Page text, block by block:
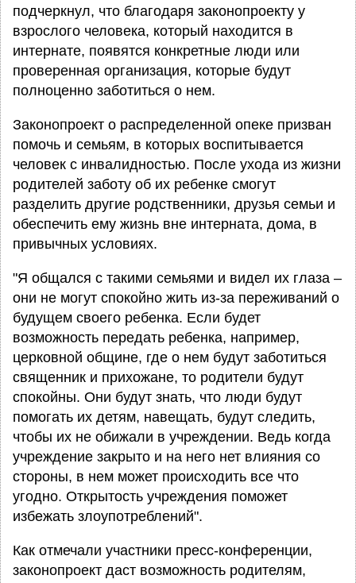
подчеркнул, что благодаря законопроекту у
взрослого человека, который находится в
интернате, появятся конкретные люди или
проверенная организация, которые будут
полноценно заботиться о нем.
Законопроект о распределенной опеке призван
помочь и семьям, в которых воспитывается
человек с инвалидностью. После ухода из жизни
родителей заботу об их ребенке смогут
разделить другие родственники, друзья семьи и
обеспечить ему жизнь вне интерната, дома, в
привычных условиях.
"Я общался с такими семьями и видел их глаза –
они не могут спокойно жить из-за переживаний о
будущем своего ребенка. Если будет
возможность передать ребенка, например,
церковной общине, где о нем будут заботиться
священник и прихожане, то родители будут
спокойны. Они будут знать, что люди будут
помогать их детям, навещать, будут следить,
чтобы их не обижали в учреждении. Ведь когда
учреждение закрыто и на него нет влияния со
стороны, в нем может происходить все что
угодно. Открытость учреждения поможет
избежать злоупотреблений".
Как отмечали участники пресс-конференции,
законопроект даст возможность родителям,